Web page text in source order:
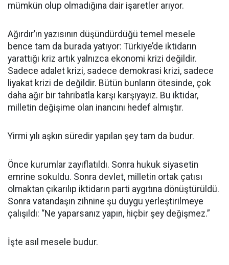
mümkün olup olmadığına dair işaretler arıyor.
Ağırdır’ın yazısının düşündürdüğü temel mesele
bence tam da burada yatıyor: Türkiye’de iktidarın
yarattığı kriz artık yalnızca ekonomi krizi değildir.
Sadece adalet krizi, sadece demokrasi krizi, sadece
liyakat krizi de değildir. Bütün bunların ötesinde, çok
daha ağır bir tahribatla karşı karşıyayız. Bu iktidar,
milletin değişime olan inancını hedef almıştır.
Yirmi yılı aşkın süredir yapılan şey tam da budur.
Önce kurumlar zayıflatıldı. Sonra hukuk siyasetin
emrine sokuldu. Sonra devlet, milletin ortak çatısı
olmaktan çıkarılıp iktidarın parti aygıtına dönüştürüldü.
Sonra vatandaşın zihnine şu duygu yerleştirilmeye
çalışıldı: “Ne yaparsanız yapın, hiçbir şey değişmez.”
İşte asıl mesele budur.